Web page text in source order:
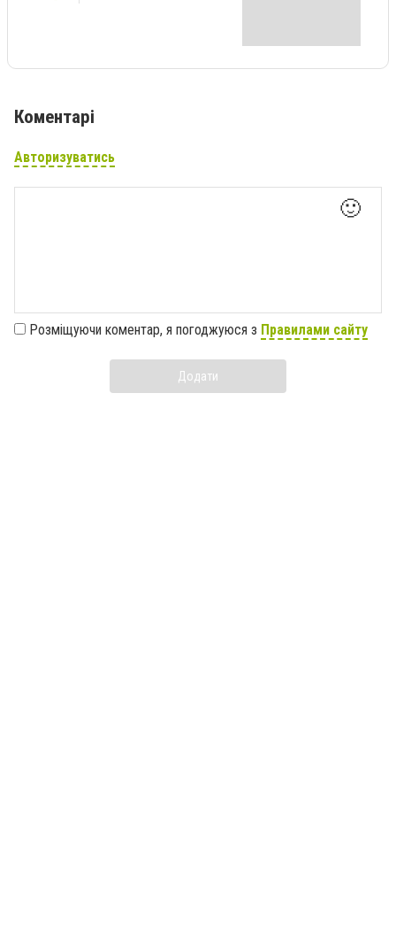
Коментарі
Авторизуватись
🙂
Розміщуючи коментар, я погоджуюся з Правилами сайту
Додати